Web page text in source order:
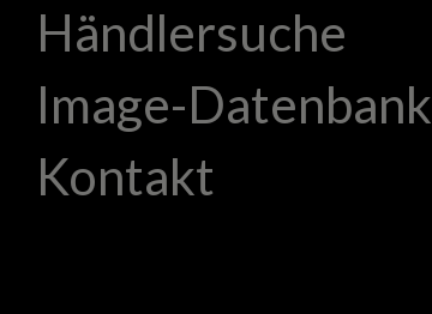
Händlersuche
Image-Datenbank
Kontakt